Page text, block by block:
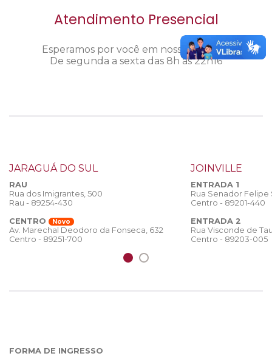
Atendimento Presencial
Esperamos por você em nosso câmpus.
De segunda a sexta das 8h às 22h16
JARAGUÁ DO SUL
RAU
Rua dos Imigrantes, 500
Rau - 89254-430
CENTRO
Novo
Av. Marechal Deodoro da Fonseca, 632
Centro - 89251-700
JOINVILLE
ENTRADA 1
Rua Senador
Centro - 89201-440
ENTRADA 2
Rua Visconde de
Centro - 89203-005
FORMA DE INGRESSO